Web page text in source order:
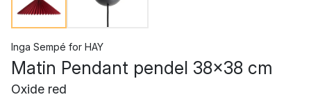
Inga Sempé for HAY
Matin Pendant pendel 38x38 cm
Oxide red